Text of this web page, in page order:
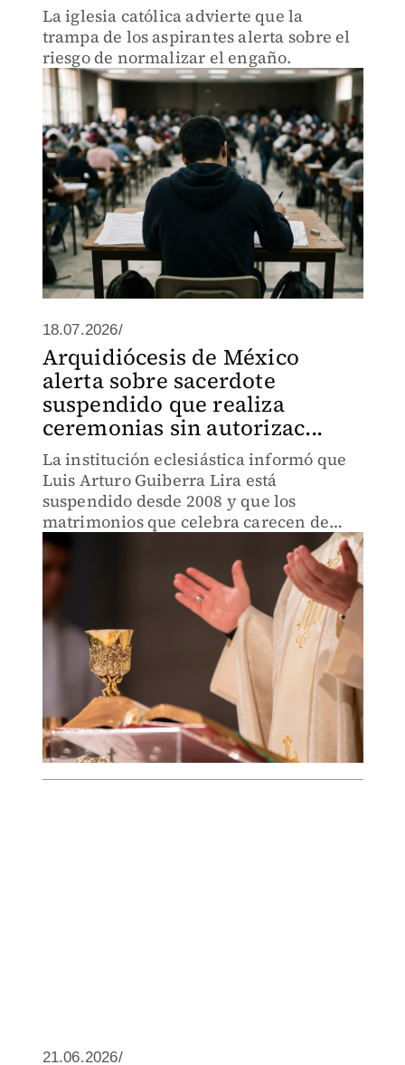
La iglesia católica advierte que la
trampa de los aspirantes alerta sobre el
riesgo de normalizar el engaño.
18.07.2026/
Arquidiócesis de México
alerta sobre sacerdote
suspendido que realiza
ceremonias sin autorizac...
La institución eclesiástica informó que
Luis Arturo Guiberra Lira está
suspendido desde 2008 y que los
matrimonios que celebra carecen de
validez.
21.06.2026/